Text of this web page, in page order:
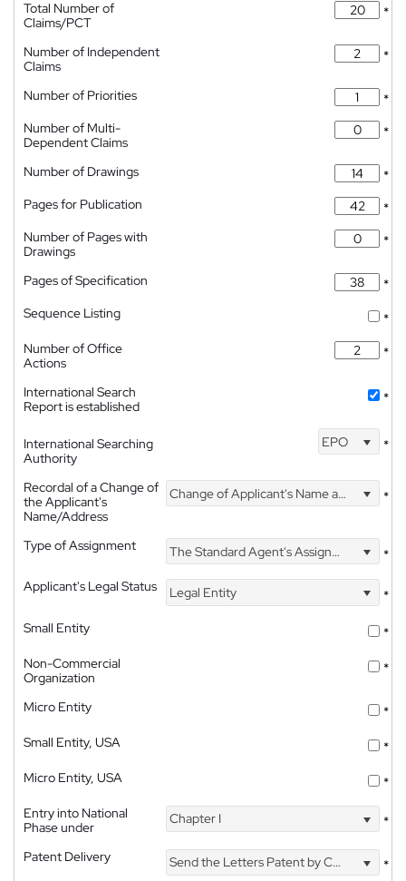
Total Number of
Claims/PCT
*
Number of Independent
Claims
*
Number of Priorities
*
Number of Multi-
Dependent Claims
*
Number of Drawings
*
Pages for Publication
*
Number of Pages with
Drawings
*
Pages of Specification
*
Sequence Listing
*
Number of Office
Actions
*
International Search
Report is established
*
International Searching
Authority
EPO *
Recordal of a Change of
the Applicant's
Name/Address
Change of Applicant's Name and Address *
Type of Assignment The Standard Agent's Assignment
*
Applicant's Legal Status
Legal Entity
*
Small Entity
*
Non-Commercial
Organization
*
Micro Entity
*
Small Entity, USA
*
Micro Entity, USA
*
Entry into National
Phase under
Chapter I *
Patent Delivery Send the Letters Patent by Courier *